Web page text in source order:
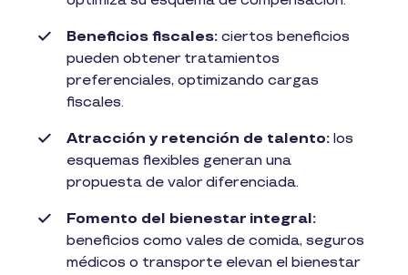
Beneficios fiscales: ciertos beneficios
pueden obtener tratamientos
preferenciales, optimizando cargas
fiscales.
Atracción y retención de talento: los
esquemas flexibles generan una
propuesta de valor diferenciada.
Fomento del bienestar integral:
beneficios como vales de comida, seguros
médicos o transporte elevan el bienestar